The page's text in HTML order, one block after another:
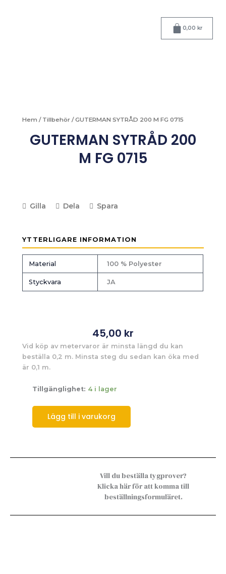
0,00 kr
Varukorg
Hem / Tillbehör / GUTERMAN SYTRÅD 200 M FG 0715
GUTERMAN SYTRÅD 200
M FG 0715
Gilla Dela Spara
YTTERLIGARE INFORMATION
Material 100 % Polyester
Styckvara JA
45,00 kr
Vid köp av metervaror är minsta längd du kan
beställa 0,2 m. Minsta steg du sedan kan öka med
är 0,1 m.
Tillgänglighet: 4 i lager
Lägg till i varukorg
Vill du beställa tygprover?
Klicka här för att komma till
beställningsformuläret.